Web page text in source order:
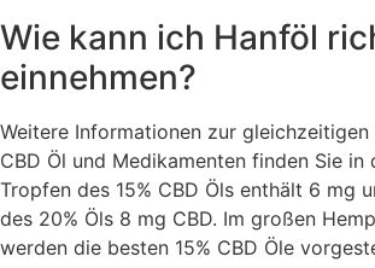
Wie kann ich Hanföl
einnehmen?
Weitere Informationen zur gleichzeitigen
CBD Öl und Medikamenten finden Sie in
Tropfen des 15% CBD Öls enthält 6 mg
des 20% Öls 8 mg CBD. Im großen
werden die besten 15% CBD Öle